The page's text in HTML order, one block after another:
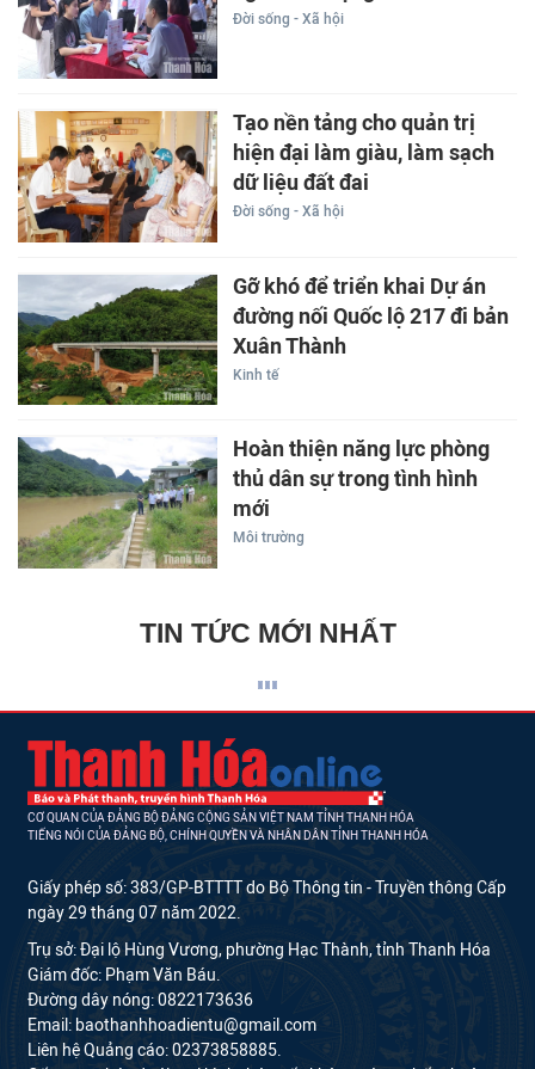
Đời sống - Xã hội
Tạo nền tảng cho quản trị
hiện đại làm giàu, làm sạch
dữ liệu đất đai
Đời sống - Xã hội
Gỡ khó để triển khai Dự án
đường nối Quốc lộ 217 đi bản
Xuân Thành
Kinh tế
Hoàn thiện năng lực phòng
thủ dân sự trong tình hình
mới
Môi trường
TIN TỨC MỚI NHẤT
CƠ QUAN CỦA ĐẢNG BỘ ĐẢNG CỘNG SẢN VIỆT NAM TỈNH THANH HÓA
TIẾNG NÓI CỦA ĐẢNG BỘ, CHÍNH QUYỀN VÀ NHÂN DÂN TỈNH THANH HÓA
Giấy phép số: 383/GP-BTTTT do Bộ Thông tin - Truyền thông Cấp
ngày 29 tháng 07 năm 2022.
Trụ sở: Đại lộ Hùng Vương, phường Hạc Thành, tỉnh Thanh Hóa
Giám đốc: Phạm Văn Báu.
Đường dây nóng: 0822173636
Email: baothanhhoadientu@gmail.com
Liên hệ Quảng cáo: 02373858885.